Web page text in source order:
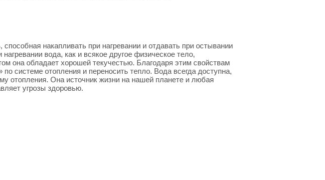
накапливать при нагревании и отдавать при остывании
вода, как и всякое другое физическое тело,
она обладает хорошей текучестью. Благодаря этим свойствам
по системе отопления и переносить тепло. Вода всегда доступна,
отопления. Она источник жизни на нашей планете и любая
угрозы здоровью.